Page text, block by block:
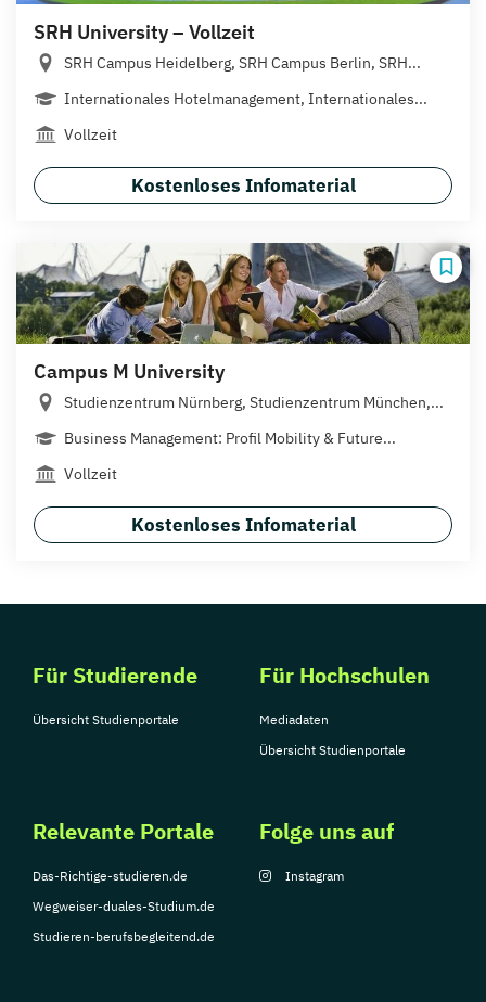
SRH University – Vollzeit
SRH Campus Heidelberg, SRH Campus Berlin, SRH...
Internationales Hotelmanagement, Internationales...
Vollzeit
Kostenloses Infomaterial
Campus M University
Studienzentrum Nürnberg, Studienzentrum München,...
Business Management: Profil Mobility & Future...
Vollzeit
Kostenloses Infomaterial
Für Studierende
Übersicht Studienportale
Für Hochschulen
Mediadaten
Übersicht Studienportale
Relevante Portale
Das-Richtige-studieren.de
Wegweiser-duales-Studium.de
Studieren-berufsbegleitend.de
Folge uns auf
Instagram